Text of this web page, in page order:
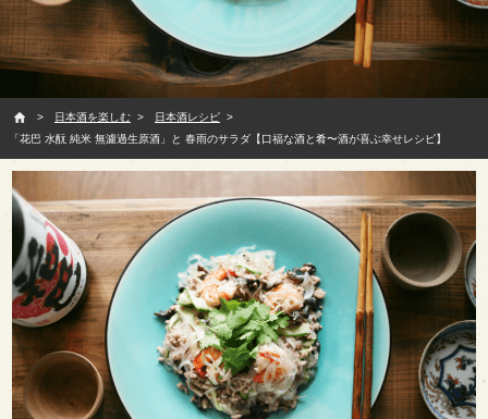
日本酒を楽しむ
日本酒レシピ
「花巴 水酛 純米 無濾過生原酒」と 春雨のサラダ【口福な酒と肴〜酒が喜ぶ幸せレシピ】